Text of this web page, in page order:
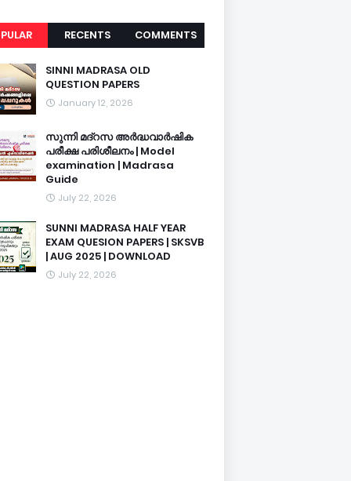
RECENTS COMMENTS
SINNI MADRASA OLD
QUESTION PAPERS
January 12, 2026
സുന്നി മദ്റസ അർദ്ധവാർഷിക
പരീക്ഷ പരിശീലനം | Model
examination | Madrasa
Guide
July 22, 2026
SUNNI MADRASA HALF YEAR
EXAM QUESION PAPERS | SKSVB
| AUG 2025 | DOWNLOAD
July 22, 2026